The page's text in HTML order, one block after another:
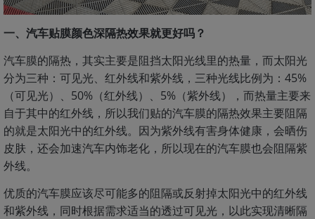
一、 汽车贴膜颜色深隔热效果就更好吗？
汽车膜的隔热，其实主要是阻挡太阳光线里的热量，而太阳光
分为三种：可见光、红外线和紫外线，三种光线比例为：45%
（可见光）、50%（红外线）、5%（紫外线），而热量主要来
自于其中的红外线，所以我们贴的汽车膜的隔热效果主要阻隔
的就是太阳光中的红外线。因为紫外线有害身体健康，会晒伤
皮肤，还会加速汽车内饰老化，所以现在的汽车膜也会阻隔紫
外线。
优质的汽车膜应该尽可能多的阻隔或反射掉太阳光中的红外线
和紫外线，同时根据需求适当的透过可见光，以此实现清晰隔